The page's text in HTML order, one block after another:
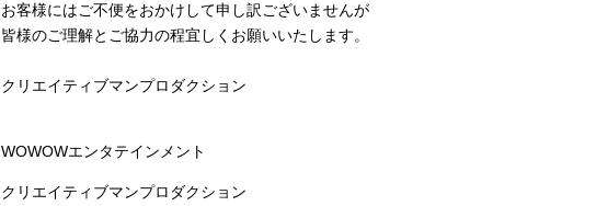
お客様にはご不便をおかけして申し訳ございませんが
皆様のご理解とご協力の程宜しくお願いいたします。
クリエイティブマンプロダクション
WOWOWエンタテインメント
クリエイティブマンプロダクション